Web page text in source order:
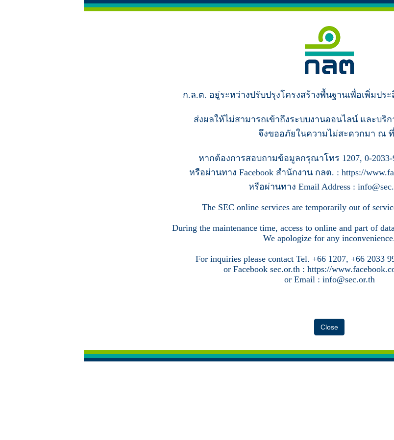
ก.ล.ต. อยู่ระหว่างปรับปรุงโครงสร้างพื้นฐานเพื่อเพิ่มปร
ส่งผลให้ไม่สามารถเข้าถึงระบบงานออนไลน์ และบริ
จึงขออภัยในความไม่สะดวกมา ณ
หากต้องการสอบถามข้อมูลกรุณาโทร 1207, 0-2033-
หรือผ่านทาง Facebook สำนักงาน กลต. : https://
หรือผ่านทาง Email Address :
The SEC online services are temporarily out of
During the maintenance time, access to online and part of
We apologize for any
For inquiries please contact Tel. +66 1207, +66 2033
or Facebook sec.or.th : https://
or Email : info@sec.or.th